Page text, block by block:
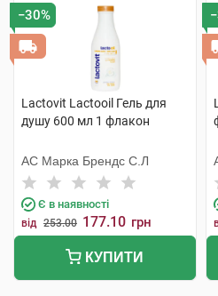
−30%
Lactovit Lactooil Гель для
душу 600 мл 1 флакон
АС Марка Брендс С.Л
Є в наявності
від 253.00 177.10 грн
КУПИТИ